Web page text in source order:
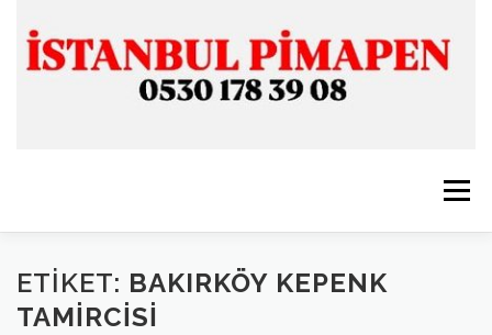
Menü
ANASAYFA İSTANBUL PİMAPEN
ETIKET: BAKIRKÖY KEPENK
TAMIRCISI